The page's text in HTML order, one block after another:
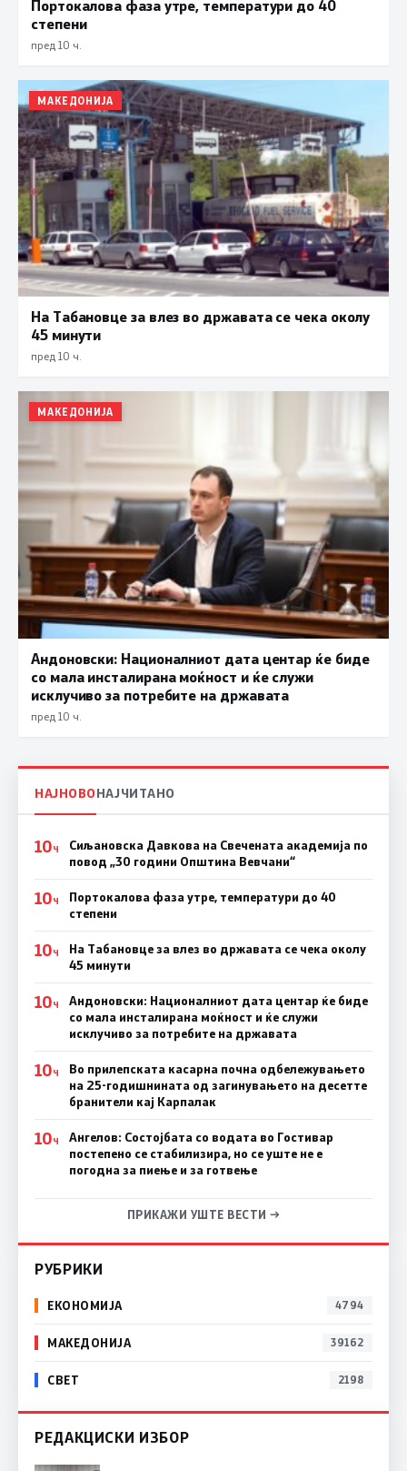
Портокалова фаза утре, температури до 40
степени
пред 10 ч.
МАКЕДОНИЈА
На Табановце за влез во државата се чека околу
45 минути
пред 10 ч.
МАКЕДОНИЈА
Андоновски: Националниот дата центар ќе биде
со мала инсталирана моќност и ќе служи
исклучиво за потребите на државата
пред 10 ч.
НАЈНОВОНАЈЧИТАНО
10Ч
Сиљановска Давкова на Свечената академија по
повод „30 години Општина Вевчани“
10Ч
Портокалова фаза утре, температури до 40
степени
10Ч
На Табановце за влез во државата се чека околу
45 минути
10Ч
Андоновски: Националниот дата центар ќе биде
со мала инсталирана моќност и ќе служи
исклучиво за потребите на државата
10Ч
Во прилепската касарна почна одбележувањето
на 25-годишнината од загинувањето на десетте
бранители кај Карпалак
10Ч
Ангелов: Состојбата со водата во Гостивар
постепено се стабилизира, но се уште не е
погодна за пиење и за готвење
ПРИКАЖИ УШТЕ ВЕСТИ →
РУБРИКИ
ЕКОНОМИЈА 4794
МАКЕДОНИЈА 39162
СВЕТ 2198
РЕДАКЦИСКИ ИЗБОР